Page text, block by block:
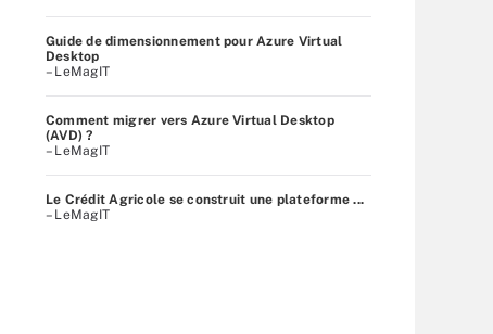
Guide de dimensionnement pour Azure Virtual
Desktop
– LeMagIT
Comment migrer vers Azure Virtual Desktop
(AVD) ?
– LeMagIT
Le Crédit Agricole se construit une plateforme ...
– LeMagIT